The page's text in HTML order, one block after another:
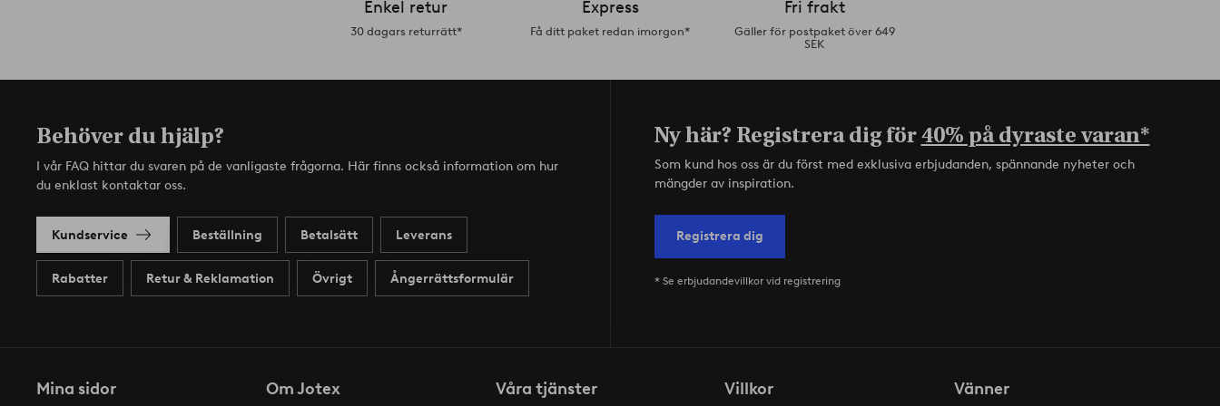
Enkel retur
30 dagars returrätt*
Express
Få ditt paket redan imorgon*
Fri frakt
Gäller för postpaket över 649
SEK
Behöver du hjälp?
I vår FAQ hittar du svaren på de vanligaste frågorna. Här finns också information om hur
du enklast kontaktar oss.
Kundservice Beställning Betalsätt Leverans
Rabatter Retur & Reklamation Övrigt Ångerrättsformulär
Ny här? Registrera dig för40% på dyraste varan*
Som kund hos oss är du först med exklusiva erbjudanden, spännande nyheter och
mängder av inspiration.
Registrera dig
* Se erbjudandevillkor vid registrering
Mina sidor Om Jotex Våra tjänster Villkor Vänner